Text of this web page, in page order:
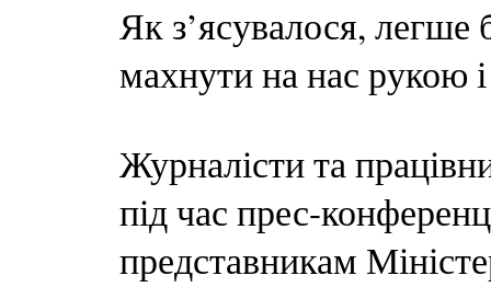
Як з’ясувалося, легше
махнути на нас рукою
Журналісти та
під час прес-
представникам